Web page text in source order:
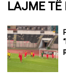
LAJME TË